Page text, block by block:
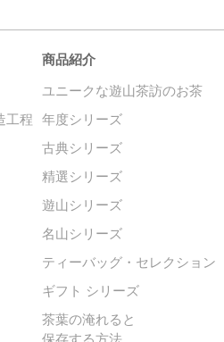
工程
商品紹介
ユニークな遊山茶訪のお茶
年度シリーズ
古典シリーズ
精選シリーズ
遊山シリーズ
名山シリーズ
ティーバッグ・セレクション
ギフト シリーズ
茶葉の淹れると